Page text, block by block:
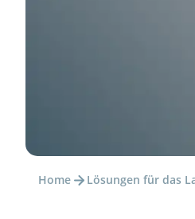
Home Lösungen für das